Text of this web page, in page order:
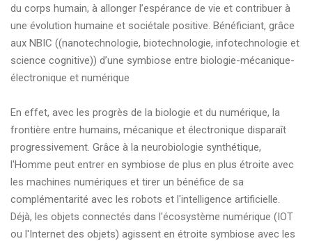
du corps humain, à allonger l’espérance de vie et contribuer à
une évolution humaine et sociétale positive. Bénéficiant, grâce
aux NBIC ((nanotechnologie, biotechnologie, infotechnologie et
science cognitive)) d’une symbiose entre biologie-mécanique-
électronique et numérique
En effet, avec les progrès de la biologie et du numérique, la
frontière entre humains, mécanique et électronique disparaît
progressivement. Grâce à la neurobiologie synthétique,
l'Homme peut entrer en symbiose de plus en plus étroite avec
les machines numériques et tirer un bénéfice de sa
complémentarité avec les robots et l'intelligence artificielle.
Déjà, les objets connectés dans l'écosystème numérique (IOT
ou l'Internet des objets) agissent en étroite symbiose avec les